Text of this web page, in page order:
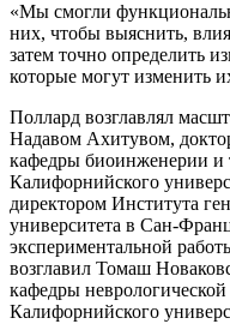
«Мы смогли
них, чтобы выяснить,
затем точно определить
которые могут изменить
Поллард возглавлял
Надавом Ахитувом,
кафедры биоинженерии и
Калифорнийского
директором Института
университета в Сан-
экспериментальной
возглавил Томаш
кафедры
Калифорнийского